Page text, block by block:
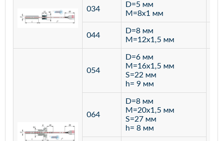
034
D=5 мм
M=8х1 мм
044
D=8 мм
M=12х1,5 мм
054
D=6 мм
M=16х1,5 мм
S=22 мм
h= 9 мм
064
D=8 мм
M=20х1,5 мм
S=27 мм
h= 8 мм